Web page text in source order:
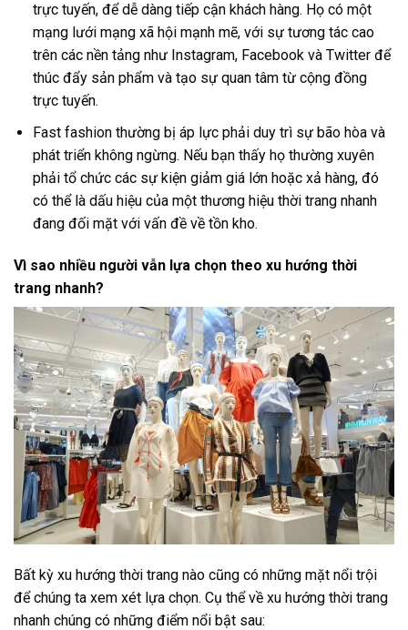
trực tuyến, để dễ dàng tiếp cận khách hàng. Họ có một
mạng lưới mạng xã hội mạnh mẽ, với sự tương tác cao
trên các nền tảng như Instagram, Facebook và Twitter để
thúc đẩy sản phẩm và tạo sự quan tâm từ cộng đồng
trực tuyến.
Fast fashion thường bị áp lực phải duy trì sự bão hòa và
phát triển không ngừng. Nếu bạn thấy họ thường xuyên
phải tổ chức các sự kiện giảm giá lớn hoặc xả hàng, đó
có thể là dấu hiệu của một thương hiệu thời trang nhanh
đang đối mặt với vấn đề về tồn kho.
Vì sao nhiều người vẫn lựa chọn theo xu hướng thời
trang nhanh?
Bất kỳ xu hướng thời trang nào cũng có những mặt nổi trội
để chúng ta xem xét lựa chọn. Cụ thể về xu hướng thời trang
nhanh chúng có những điểm nổi bật sau: